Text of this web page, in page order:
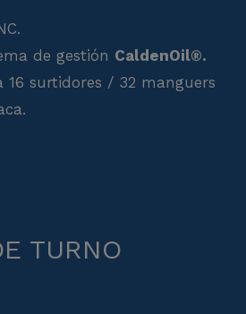
de gestión CaldenOil®.
16 surtidores / 32 manguers
TURNO